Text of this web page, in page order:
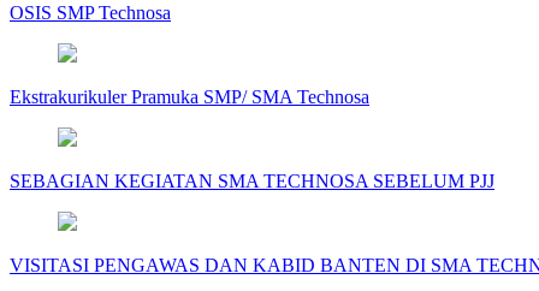
OSIS SMP Technosa
Ekstrakurikuler Pramuka SMP/ SMA Technosa
SEBAGIAN KEGIATAN SMA TECHNOSA SEBELUM PJJ
VISITASI PENGAWAS DAN KABID BANTEN DI SMA